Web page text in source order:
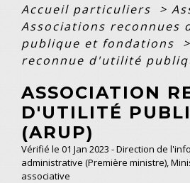
Accueil particuliers >
Associations reconnues
publique et fondations
>
reconnue d'utilité
ASSOCIATION
D'UTILITÉ
(ARUP)
Vérifié le 01 Jan 2023 - Direction de
administrative (Première ministre),
associative